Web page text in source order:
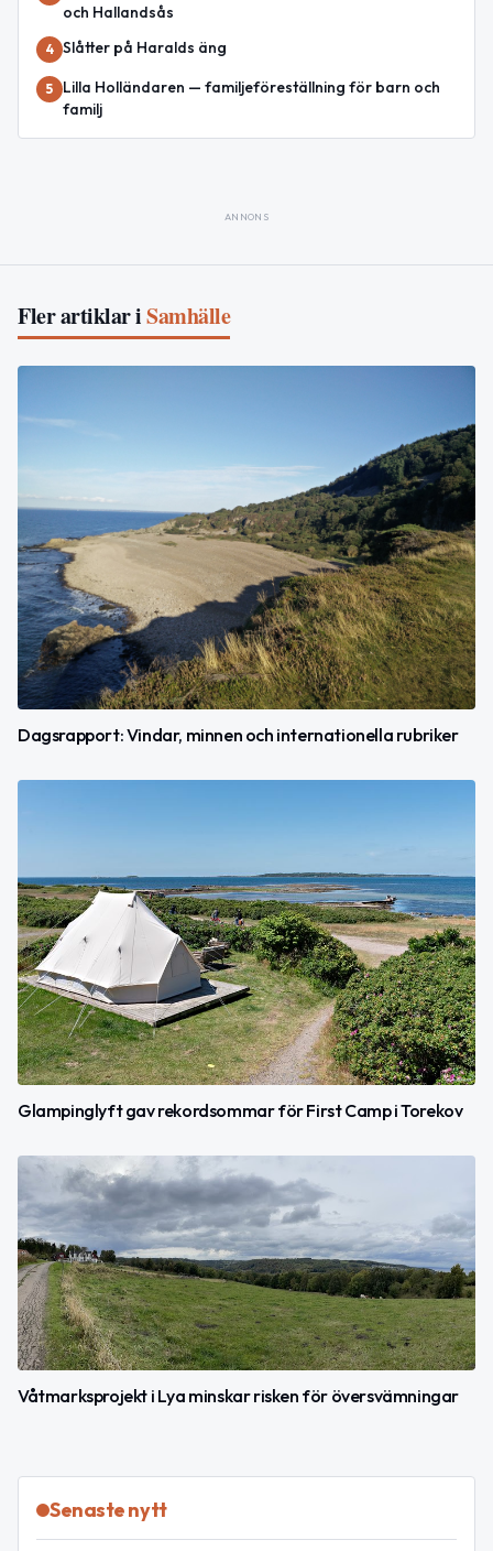
och Hallandsås
4 Slåtter på Haralds äng
5
Lilla Holländaren — familjeföreställning för barn och
familj
ANNONS
Fler artiklar iSamhälle
Dagsrapport: Vindar, minnen och internationella rubriker
Glampinglyft gav rekordsommar för First Camp i Torekov
Våtmarksprojekt i Lya minskar risken för översvämningar
Senaste nytt